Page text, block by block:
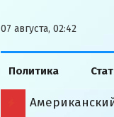
07 августа, 02:42
Политика